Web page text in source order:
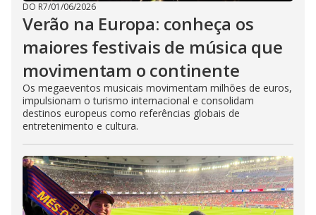
DO R7/01/06/2026
Verão na Europa: conheça os
maiores festivais de música que
movimentam o continente
Os megaeventos musicais movimentam milhões de euros,
impulsionam o turismo internacional e consolidam
destinos europeus como referências globais de
entretenimento e cultura.